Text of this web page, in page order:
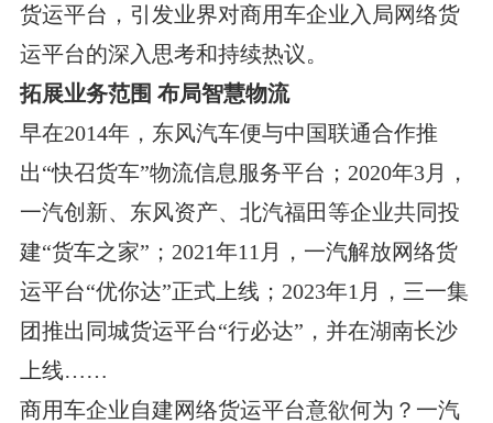
货运平台，引发业界对商用车企业入局网络货
运平台的深入思考和持续热议。
拓展业务范围 布局智慧物流
早在2014年，东风汽车便与中国联通合作推
出“快召货车”物流信息服务平台；2020年3月，
一汽创新、东风资产、北汽福田等企业共同投
建“货车之家”；2021年11月，一汽解放网络货
运平台“优你达”正式上线；2023年1月，三一集
团推出同城货运平台“行必达”，并在湖南长沙
上线……
商用车企业自建网络货运平台意欲何为？一汽